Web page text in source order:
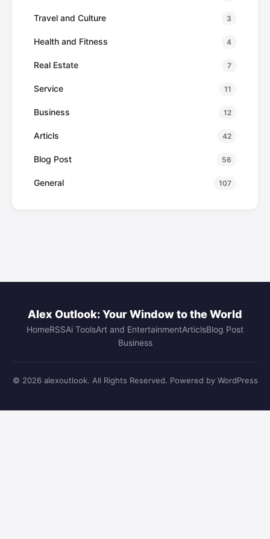
Travel and Culture 3
Health and Fitness 4
Real Estate 7
Service 11
Business 12
Articls 42
Blog Post 56
General 107
Alex Outlook: Your Window to the World
HomeRSSAi ToolsArt and EntertainmentArticlsBlog Post
Business
© 2026 alexoutlook. All Rights Reserved. Powered by WordPress